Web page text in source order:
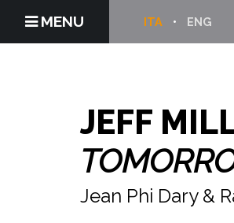
MENU ENG
ITA
JEFF
Jean Phi Dary &